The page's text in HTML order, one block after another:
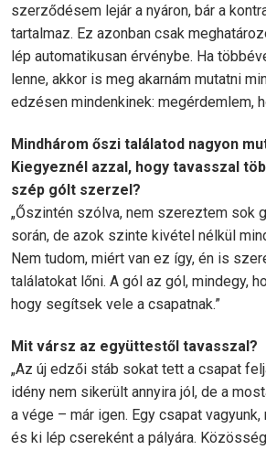
szerződésem lejár a nyáron, bár a
tartalmaz. Ez azonban csak
lép automatikusan érvénybe. Ha
lenne, akkor is meg akarnám mutatni
edzésen mindenkinek: megérdemlem,
Mindhárom őszi találatod nagyon
Kiegyeznél azzal, hogy tavasszal
szép gólt szerzel?
„Őszintén szólva, nem szereztem sok
során, de azok szinte kivétel nélkül
Nem tudom, miért van ez így, én is
találatokat lőni. A gól az gól, mindegy,
hogy segítsek vele a csapatnak.”
Mit vársz az együttestől tavasszal?
„Az új edzői stáb sokat tett a csapat
idény nem sikerült annyira jól, de a
a vége – már igen. Egy csapat
és ki lép csereként a pályára.